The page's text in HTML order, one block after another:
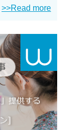
>>Read more